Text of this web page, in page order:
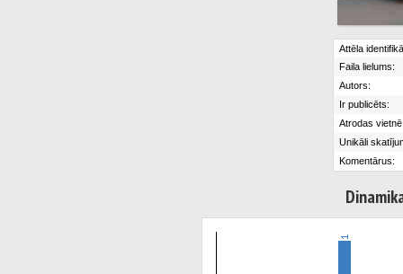
Attēla
Faila lielums:
Autors:
Ir publicēts:
Atrodas
Unikāli
Komentārus: